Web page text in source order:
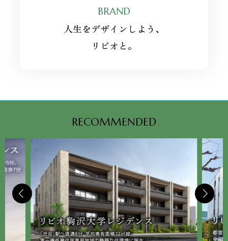
BRAND
人生をデザインしよう、
リビオと。
RECOMMENDED